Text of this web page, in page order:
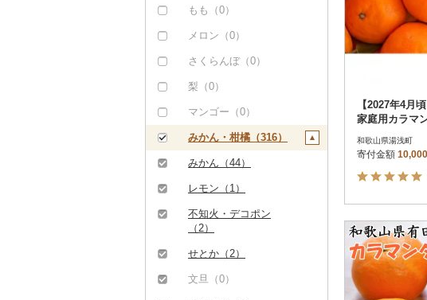
もも（0）
メロン（0）
さくらんぼ（0）
梨（0）
マンゴー（0）
みかん・柑橘（316）
みかん（44）
レモン（1）
不知火・デコポン
（2）
せとか（2）
文旦（0）
Amazon Pay
楽天ペイ
メルペイ
d払い
金融機関
【2027年4月
家庭用カラマ
(サイズおまか
和歌山県湯浅町
寄付金額 10,000